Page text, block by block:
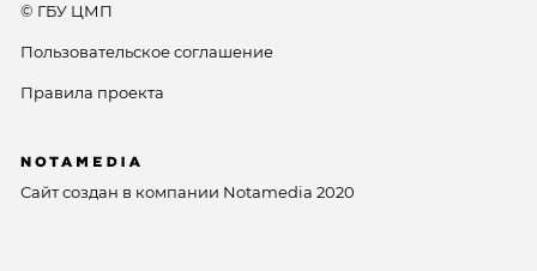
© ГБУ ЦМП
Пользовательское соглашение
Правила проекта
Сайт создан в компании Notamedia 2020